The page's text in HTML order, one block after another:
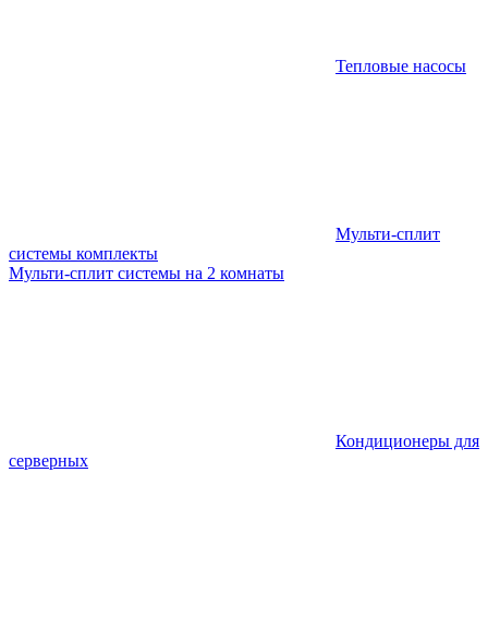
Тепловые насосы
Мульти-сплит
системы комплекты
Мульти-сплит системы на 2 комнаты
Кондиционеры для
серверных